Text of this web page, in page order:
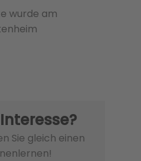
wurde am
Sie gleich einen